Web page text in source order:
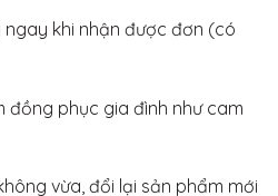
khi nhận được đơn (có
đồng phục gia đình như cam
vừa, đổi lại sản phẩm mới